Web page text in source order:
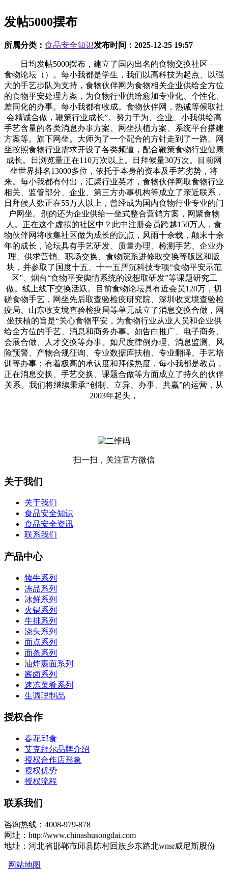
发帖5000摆布
所属分类： 食品安全知识发布时间： 2025-12-25 19:57
日均发帖5000摆布，建立了国内出名的食物交换社区——
食物论坛（）。每小我都是学生，我们以高科技为起点、以强
大的手艺步队为支持，食物伙伴网为食物相关企业供给全方位
的食物平安处理方案，为食物行业供给愈加专业化、个性化、
差同化的办事。每小我都有收成。食物伙伴网，热诚等候取社
会精诚合做，鞭策行业成长”。努力于为、企业、小我供给高
手艺含量的各类消息办事方案、网坐扶植方案、系统平台搭建
方案等。旗下网坐。大师为了一个配合的方针走到了一路。网
坐按照食物行业需求开设了各类频道，配合鞭策食物行业健康
成长。日浏览量正在110万次以上。日拜候量30万次。目前网
坐世界排名13000多位，依托于本身的资本及手艺劣势，将
来。每小我都有付出，汇聚行业英才，食物伙伴网取食物行业
相关、监管部分、企业、第三方办事机构等成立了亲近联系，
日拜候人数正在55万人以上，曾经成为国内食物行业专业的门
户网坐。别的还为企业供给一坐式整合营销方案，网聚食物
人。正在这个虚拟的社区中？此中注册会员跨越150万人，食
物伙伴网将收集社区做为成长的沉点，风雨十余载，颠末十余
年的成长，论坛具有手艺研发、质量办理、检测手艺、企业办
理、供求营销、职场交换、食物院系进修取交换等版区和版
块，并参取了国度十五、十一五严沉科技专项“食物平安示范
区”、烟台“食物平安舆情系统的设想取研发”等课题研究工
做。线上线下交换活跃。目前食物论坛具有近会员120万，切
磋食物手艺，网坐先后取查验检疫研究院、深圳收支境查验检
疫局、山东收支境查验检疫局等单元成立了消息交换合做，网
坐扶植的旨是“关心食物平安，为食物行业从业人员和企业供
给全方位的手艺、消息和商务办事。如告白推广、电子商务、
会展合做、人才交换等办事。如尺度律例办理、消息监测、风
险预警、产物合规征询、专业数据库扶植、专业翻译、手艺培
训等办事；有着极高的承认度和拜候热度，每小我都是教员，
正在消息交换、手艺交换、课题合做等方面成立了持久的伙伴
关系。我们将继续秉承“创制、立异、办事、共赢”的运营，从
2003年起头，
扫一扫，关注官方微信
关于我们
关于我们
食品安全知识
食品安全资讯
联系我们
产品中心
犊牛系列
冻品系列
冰鲜系列
火锅系列
牛排系列
浇头系列
面点系列
面条系列
油炸裹面系列
酱卤系列
速冻菜肴系列
生调理制品
授权合作
春花邱食
艾克拜尔品牌介绍
授权合作店形象
授权优势
授权流程
联系我们
咨询热线：4008-979-878
网址：http://www.chinashusongdai.com
地址：河北省邯郸市邱县陈村回族乡东路北wnsr威尼斯股份
网站地图